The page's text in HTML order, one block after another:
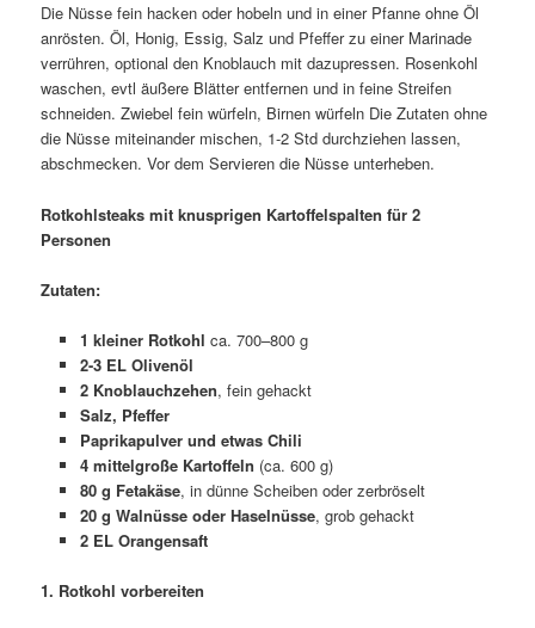
Die Nüsse fein hacken oder hobeln und in einer Pfanne ohne Öl
anrösten. Öl, Honig, Essig, Salz und Pfeffer zu einer Marinade
verrühren, optional den Knoblauch mit dazupressen. Rosenkohl
waschen, evtl äußere Blätter entfernen und in feine Streifen
schneiden. Zwiebel fein würfeln, Birnen würfeln Die Zutaten ohne
die Nüsse miteinander mischen, 1-2 Std durchziehen lassen,
abschmecken. Vor dem Servieren die Nüsse unterheben.
Rotkohlsteaks mit knusprigen Kartoffelspalten für 2
Personen
Zutaten:
1 kleiner Rotkohl ca. 700–800 g
2-3 EL Olivenöl
2 Knoblauchzehen, fein gehackt
Salz, Pfeffer
Paprikapulver und etwas Chili
4 mittelgroße Kartoffeln (ca. 600 g)
80 g Fetakäse, in dünne Scheiben oder zerbröselt
20 g Walnüsse oder Haselnüsse, grob gehackt
2 EL Orangensaft
1. Rotkohl vorbereiten